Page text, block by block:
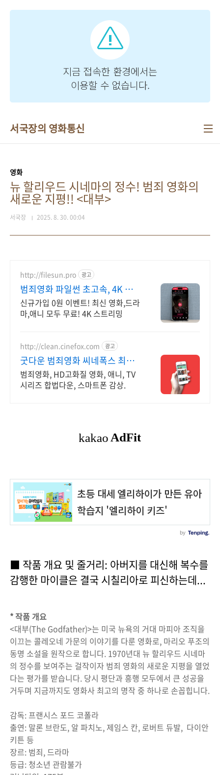
서국장의 영화통신
영화
뉴 할리우드 시네마의 정수! 범죄 영화의
새로운 지평!! <대부>
서국장 2025. 8. 30. 00:04
http://filesun.pro 광고
범죄영화 파일썬 초고속, 4K 실
시간 보기!
신규가입 0원 이벤트! 최신 영화,드라
마,애니 모두 무료! 4K 스트리밍
http://clean.cinefox.com 광고
굿다운 범죄영화 씨네폭스 최대3
만원+10%추가적립
범죄영화, HD고화질 영화, 애니, TV
시리즈 합법다운, 스마트폰 감상.
■ 작품 개요 및 줄거리: 아버지를 대신해 복수를
감행한 마이클은 결국 시칠리아로 피신하는데...
* 작품 개요
<대부(The Godfather)>는 미국 뉴욕의 거대 마피아 조직을
이끄는 콜레오네 가문의 이야기를 다룬 영화로, 마리오 푸조의
동명 소설을 원작으로 합니다. 1970년대 뉴 할리우드 시네마
의 정수를 보여주는 걸작이자 범죄 영화의 새로운 지평을 열었
다는 평가를 받습니다. 당시 평단과 흥행 모두에서 큰 성공을
거두며 지금까지도 영화사 최고의 명작 중 하나로 손꼽힙니다.
감독: 프랜시스 포드 코폴라
출연: 말론 브란도, 알 파치노, 제임스 칸, 로버트 듀발, 다이안
키튼 등
장르: 범죄, 드라마
등급: 청소년 관람불가